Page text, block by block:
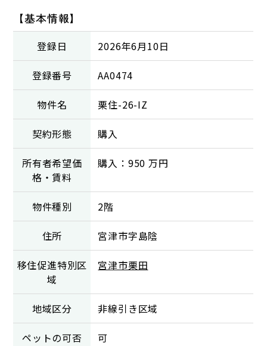
【基本情報】
登録日 2026年6月10日
登録番号 AA0474
物件名 栗住-26-IZ
契約形態 購入
所有者希望価
格・賃料
購入：950 万円
物件種別 2階
住所 宮津市字島陰
移住促進特別区
域
宮津市栗田
地域区分 非線引き区域
ペットの可否 可